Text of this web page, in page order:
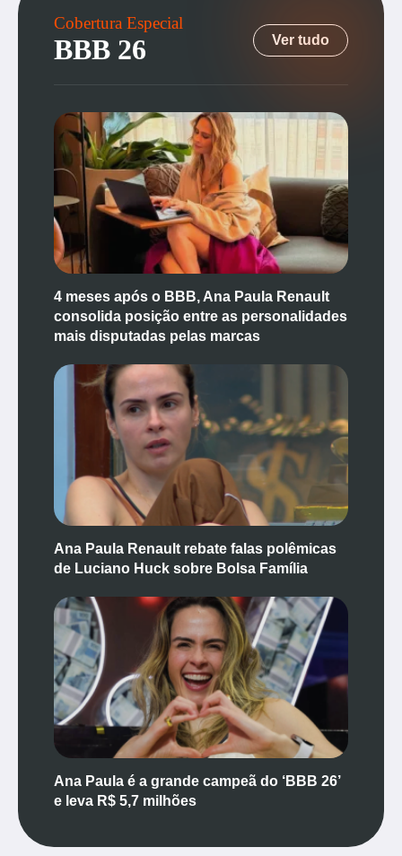
Cobertura Especial
BBB 26 Ver tudo
4 meses após o BBB, Ana Paula Renault
consolida posição entre as personalidades
mais disputadas pelas marcas
Ana Paula Renault rebate falas polêmicas
de Luciano Huck sobre Bolsa Família
Ana Paula é a grande campeã do ‘BBB 26’
e leva R$ 5,7 milhões